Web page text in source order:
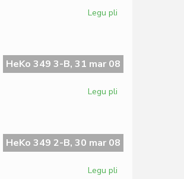
Legu pli
LF-
koop
HeKo 349 3-B, 31 mar 08
Legu pli
Heroldo
HeKo 349 2-B, 30 mar 08
Legu pli